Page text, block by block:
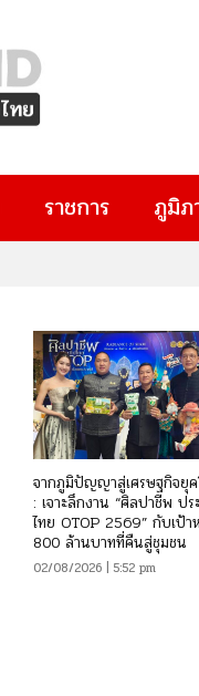
ราชการ ภูมิภ
จากภูมิปัญญาสู่เศรษฐกิจยุค
: เจาะลึกงาน “ศิลปาชีพ ปร
ไทย OTOP 2569” กับเป้า
800 ล้านบาทที่คืนสู่ชุมชน
02/08/2026 | 5:52 pm